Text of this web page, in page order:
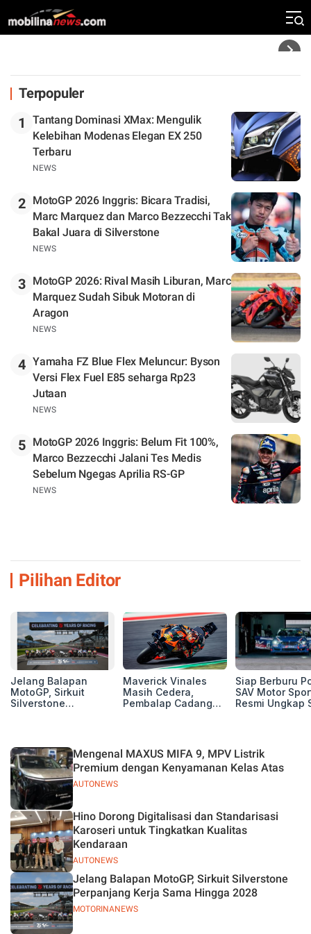
Silverstone. Seri Selanjutnya Belum Jelas
Terpopuler
1
Tantang Dominasi XMax: Mengulik
Kelebihan Modenas Elegan EX 250
Terbaru
NEWS
2
MotoGP 2026 Inggris: Bicara Tradisi,
Marc Marquez dan Marco Bezzecchi Tak
Bakal Juara di Silverstone
NEWS
3
MotoGP 2026: Rival Masih Liburan, Marc
Marquez Sudah Sibuk Motoran di
Aragon
NEWS
4 Yamaha FZ Blue Flex Meluncur: Byson
Versi Flex Fuel E85 seharga Rp23
Jutaan
NEWS
5
MotoGP 2026 Inggris: Belum Fit 100%,
Marco Bezzecchi Jalani Tes Medis
Sebelum Ngegas Aprilia RS-GP
NEWS
Pilihan Editor
Jelang Balapan
MotoGP, Sirkuit
Silverstone
Maverick Vinales
Masih Cedera,
Pembalap Cadangan
Siap Berburu
SAV Motor
Resmi Ungkap
AUTONEWS
Mengenal MAXUS MIFA 9, MPV Listrik
Premium dengan Kenyamanan Kelas Atas
AUTONEWS
Hino Dorong Digitalisasi dan Standarisasi
Karoseri untuk Tingkatkan Kualitas
Kendaraan
MOTORINANEWS
Jelang Balapan MotoGP, Sirkuit Silverstone
Perpanjang Kerja Sama Hingga 2028